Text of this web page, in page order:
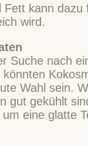
Fett kann dazu
wird.
Suche nach
Wahl sein.
gut gekühlt
eine glatte